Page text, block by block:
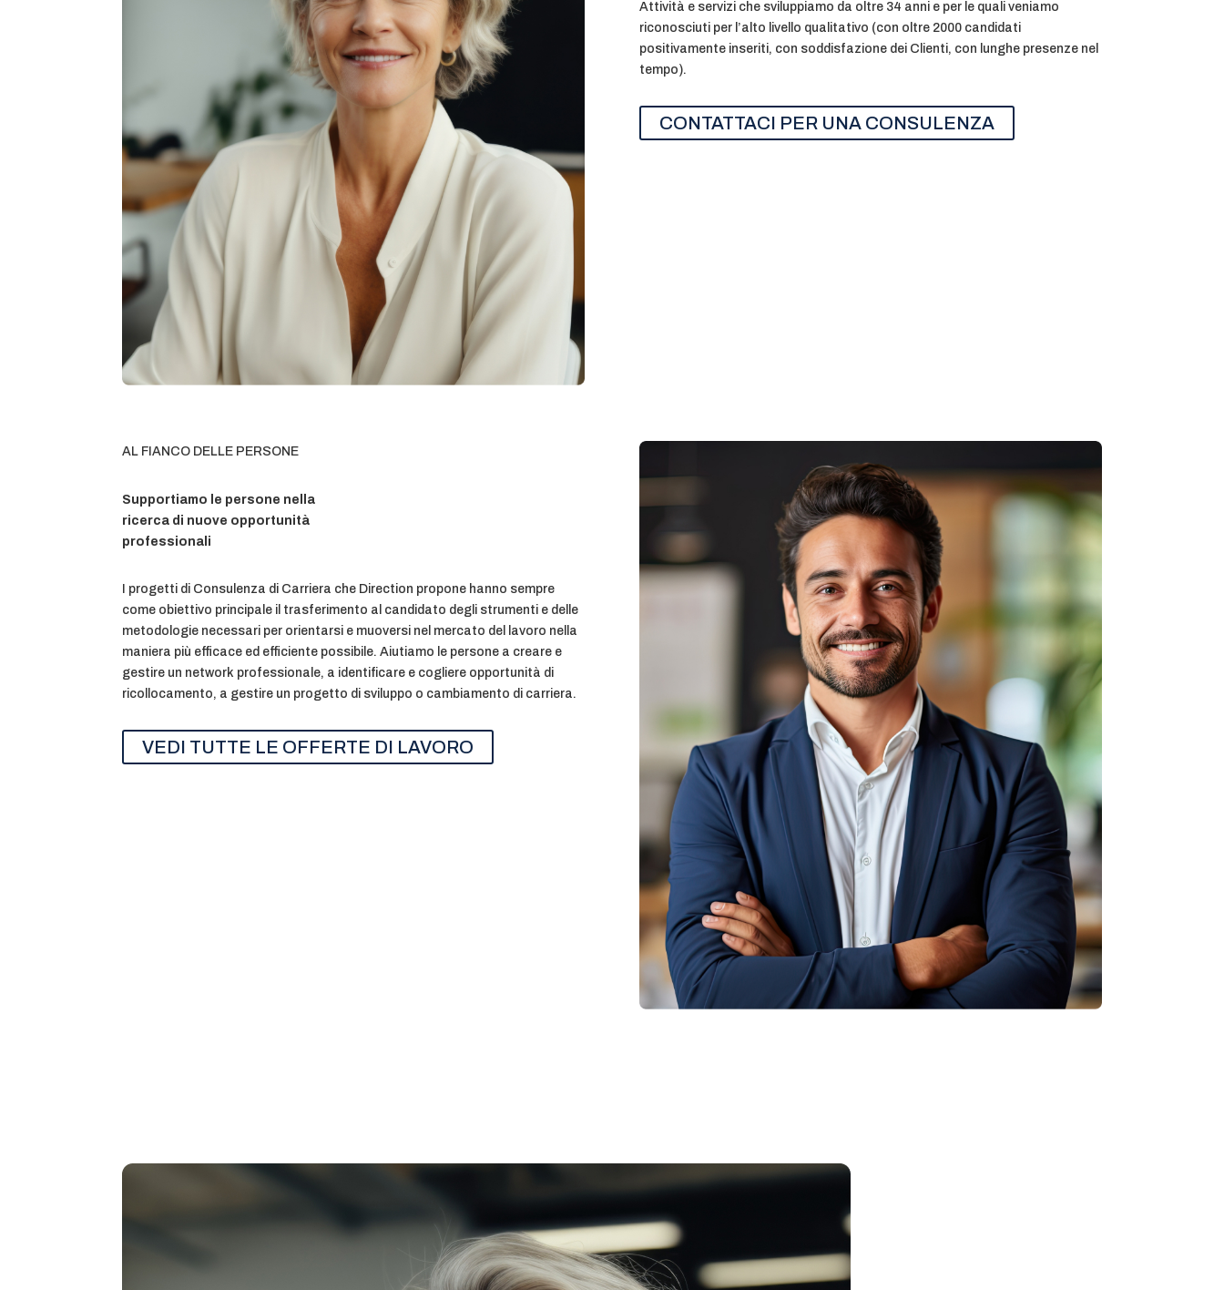
Attività e servizi che sviluppiamo da oltre 34 anni e per le quali veniamo
riconosciuti per l’alto livello qualitativo (con oltre 2000 candidati
positivamente inseriti, con soddisfazione dei Clienti, con lunghe presenze nel
tempo).
CONTATTACI PER UNA CONSULENZA
AL FIANCO DELLE PERSONE
Supportiamo le persone nella
ricerca di nuove opportunità
professionali
I progetti di Consulenza di Carriera che Direction propone hanno sempre
come obiettivo principale il trasferimento al candidato degli strumenti e delle
metodologie necessari per orientarsi e muoversi nel mercato del lavoro nella
maniera più efficace ed efficiente possibile. Aiutiamo le persone a creare e
gestire un network professionale, a identificare e cogliere opportunità di
ricollocamento, a gestire un progetto di sviluppo o cambiamento di carriera.
VEDI TUTTE LE OFFERTE DI LAVORO